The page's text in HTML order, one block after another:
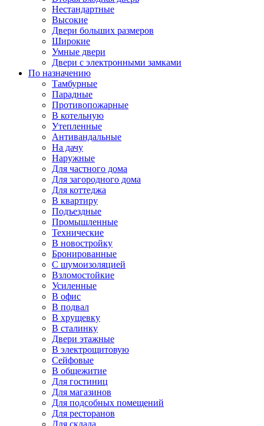
Нестандартные
Высокие
Двери больших размеров
Широкие
Умные двери
Двери с электронными замками
По назначению
Тамбурные
Парадные
Противопожарные
В котельную
Утепленные
Антивандальные
На дачу
Наружные
Для частного дома
Для загородного дома
Для коттеджа
В квартиру
Подъездные
Промышленные
Технические
В новостройку
Бронированные
С шумоизоляцией
Взломостойкие
Усиленные
В офис
В подвал
В хрущевку
В сталинку
Двери этажные
В электрощитовую
Сейфовые
В общежитие
Для гостиниц
Для магазинов
Для подсобных помещений
Для ресторанов